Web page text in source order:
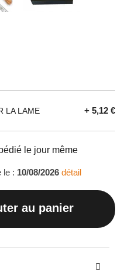
LA LAME + 5,12 €
le jour même
le : 10/08/2026 détail
au panier